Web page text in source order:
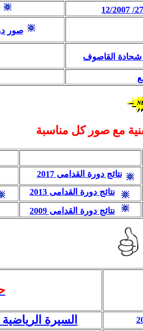
27/ 12/2007
صور
القاصوف
مع صور كل مناسبة
نتائج دورة القدامى 2017
نتائج دورة القدامى 2013
نتائج دورة القدامى 2009
السيرة